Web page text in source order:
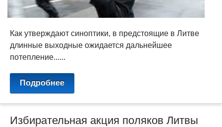
Как утверждают синоптики, в предстоящие в Литве
длинные выходные ожидается дальнейшее
потепление......
Подробнее
Избирательная акция поляков Литвы